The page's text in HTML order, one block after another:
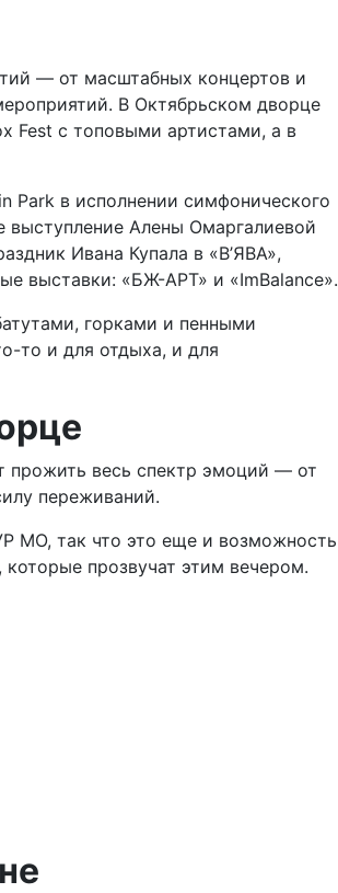
— от масштабных концертов и
В Октябрьском дворце
Fest с топовыми артистами, а в
Park в исполнении симфонического
Алены Омаргалиевой
Ивана Купала в «В’ЯВА»,
выставки: «БЖ-АРТ» и «ImBalance».
горками и пенными
то и для отдыха, и для
прожить весь спектр эмоций — от
переживаний.
МО, так что это еще и возможность
прозвучат этим вечером.